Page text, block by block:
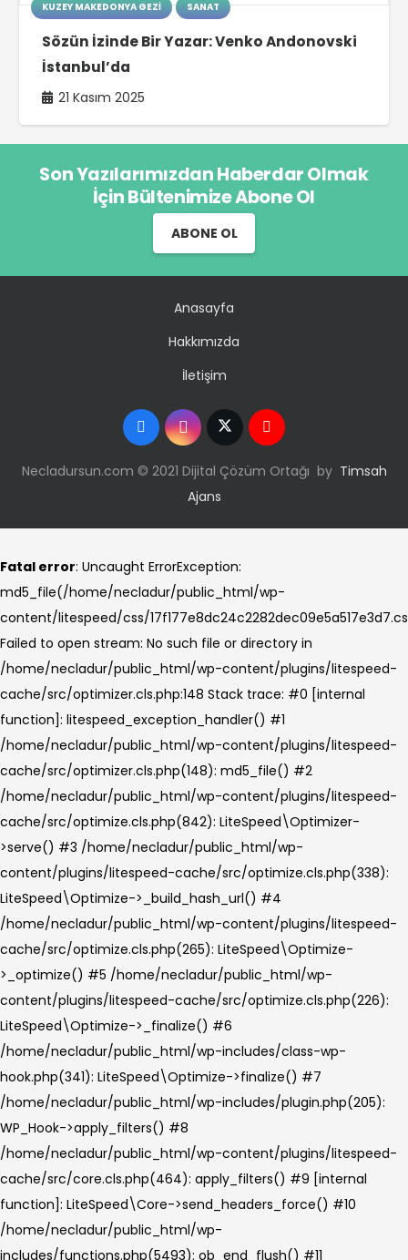
KUZEY MAKEDONYA GEZI SANAT
Sözün İzinde Bir Yazar: Venko Andonovski
İstanbul’da
21 Kasım 2025
Son Yazılarımızdan Haberdar Olmak
İçin Bültenimize Abone Ol
ABONE OL
Anasayfa
Hakkımızda
İletişim
Necladursun.com © 2021 Dijital Çözüm Ortağı by Timsah
Ajans
Fatal error: Uncaught ErrorException:
md5_file(/home/necladur/public_html/wp-
content/litespeed/css/
Failed to open stream: No such file or directory in
/home/necladur/public_html/wp-content/plugins/litespeed-
cache/src/optimizer.cls.php:148 Stack trace: #0 [internal
function]: litespeed_exception_handler() #1
/home/necladur/public_html/wp-content/plugins/litespeed-
cache/src/optimizer.cls.php(148): md5_file() #2
/home/necladur/public_html/wp-content/plugins/litespeed-
cache/src/optimize.cls.php(842): LiteSpeed\Optimizer-
>serve() #3 /home/necladur/public_html/wp-
content/plugins/litespeed-cache/src/optimize.cls.php(338):
LiteSpeed\Optimize->_build_hash_url() #4
/home/necladur/public_html/wp-content/plugins/litespeed-
cache/src/optimize.cls.php(265): LiteSpeed\Optimize-
>_optimize() #5 /home/necladur/public_html/wp-
content/plugins/litespeed-cache/src/optimize.cls.php(226):
LiteSpeed\Optimize->_finalize() #6
/home/necladur/public_html/wp-includes/class-wp-
hook.php(341): LiteSpeed\Optimize->finalize() #7
/home/necladur/public_html/wp-includes/plugin.php(205):
WP_Hook->apply_filters() #8
/home/necladur/public_html/wp-content/plugins/litespeed-
cache/src/core.cls.php(464): apply_filters() #9 [internal
function]: LiteSpeed\Core->send_headers_force() #10
/home/necladur/public_html/wp-
includes/functions.php(5493): ob_end_flush() #11